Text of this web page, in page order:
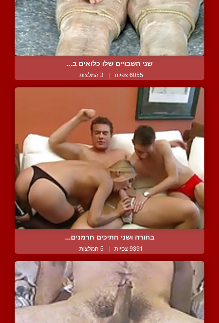
שני השבויים שלו כלואים ב...
6055 צפיות | 3 המלצות
בחורה ושני חתיכים חרמנים...
9391 צפיות | 5 המלצות